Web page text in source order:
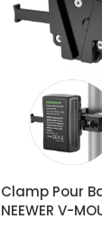
Clamp Pour
NEEWER V-